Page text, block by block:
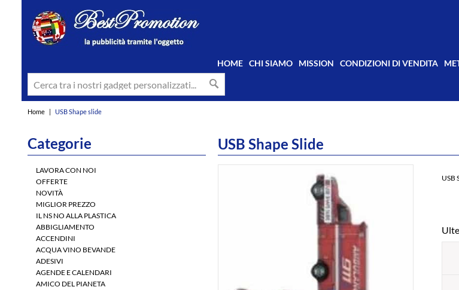
HOME CHI SIAMO MISSION CONDIZIONI DI VENDITA
Home | USB Shape slide
USB Shape Slide
USB
Categorie
LAVORA CON NOI
OFFERTE
NOVITÀ
MIGLIOR PREZZO
IL NS NO ALLA PLASTICA
ABBIGLIAMENTO
ACCENDINI
ACQUA VINO BEVANDE
ADESIVI
AGENDE E CALENDARI
AMICO DEL PIANETA